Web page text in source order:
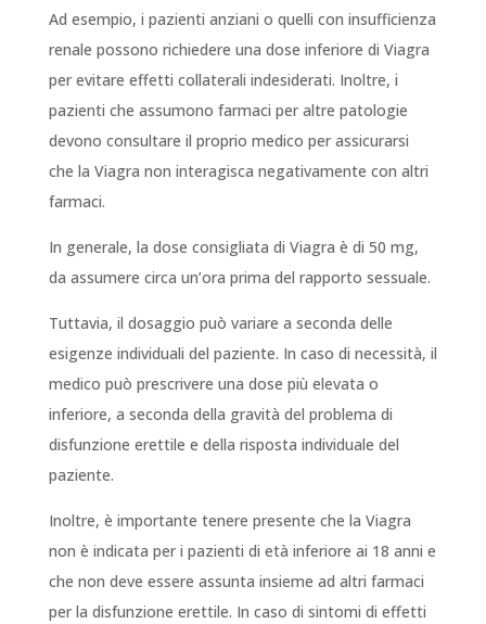
Ad esempio, i pazienti anziani o quelli con insufficienza
renale possono richiedere una dose inferiore di Viagra
per evitare effetti collaterali indesiderati. Inoltre, i
pazienti che assumono farmaci per altre patologie
devono consultare il proprio medico per assicurarsi
che la Viagra non interagisca negativamente con altri
farmaci.
In generale, la dose consigliata di Viagra è di 50 mg,
da assumere circa un’ora prima del rapporto sessuale.
Tuttavia, il dosaggio può variare a seconda delle
esigenze individuali del paziente. In caso di necessità, il
medico può prescrivere una dose più elevata o
inferiore, a seconda della gravità del problema di
disfunzione erettile e della risposta individuale del
paziente.
Inoltre, è importante tenere presente che la Viagra
non è indicata per i pazienti di età inferiore ai 18 anni e
che non deve essere assunta insieme ad altri farmaci
per la disfunzione erettile. In caso di sintomi di effetti